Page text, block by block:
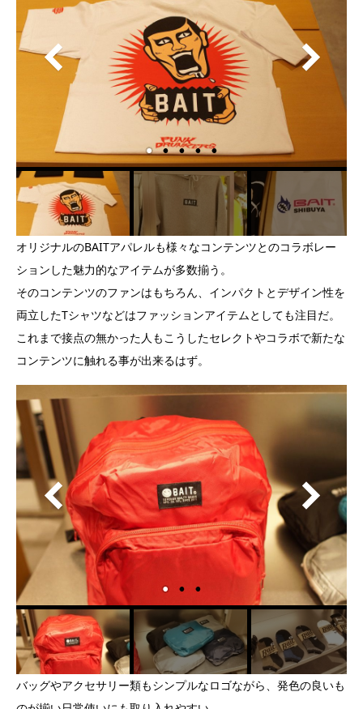
オリジナルのBAITアパレルも様々なコンテンツとのコラボレー
ションした魅力的なアイテムが多数揃う。
そのコンテンツのファンはもちろん、インパクトとデザイン性を
両立したTシャツなどはファッションアイテムとしても注目だ。
これまで接点の無かった人もこうしたセレクトやコラボで新たな
コンテンツに触れる事が出来るはず。
バッグやアクセサリー類もシンプルなロゴながら、発色の良いも